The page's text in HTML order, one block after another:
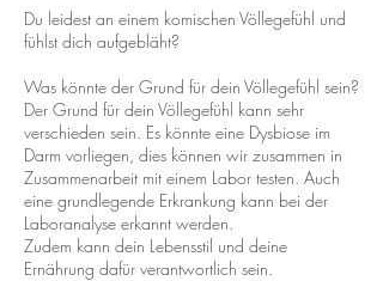
Du leidest an einem komischen Völlegefühl und
fühlst dich aufgebläht?
Was könnte der Grund für dein Völlegefühl sein?
Der Grund für dein Völlegefühl kann sehr
verschieden sein. Es könnte eine Dysbiose im
Darm vorliegen, dies können wir zusammen in
Zusammenarbeit mit einem Labor testen. Auch
eine grundlegende Erkrankung kann bei der
Laboranalyse erkannt werden.
Zudem kann dein Lebensstil und deine
Ernährung dafür verantwortlich sein.